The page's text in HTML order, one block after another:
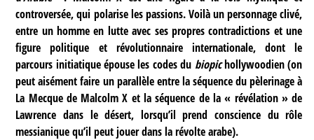
controversée, qui polarise les passions. Voilà un personnage clivé,
entre un homme en lutte avec ses propres contradictions et une
figure politique et révolutionnaire internationale, dont le
parcours initiatique épouse les codes du biopichollywoodien (on
peut aisément faire un parallèle entre la séquence du pèlerinage à
La Mecque de Malcolm X et la séquence de la « révélation » de
Lawrence dans le désert, lorsqu’il prend conscience du rôle
messianique qu’il peut jouer dans la révolte arabe).